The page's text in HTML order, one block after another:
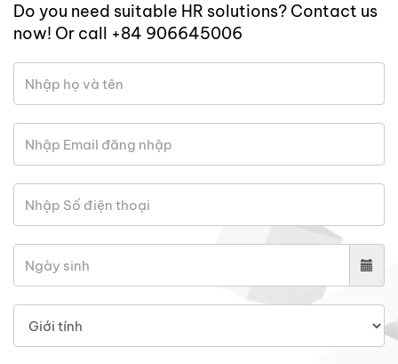
Do you need suitable HR solutions? Contact us
now! Or call +84 906645006